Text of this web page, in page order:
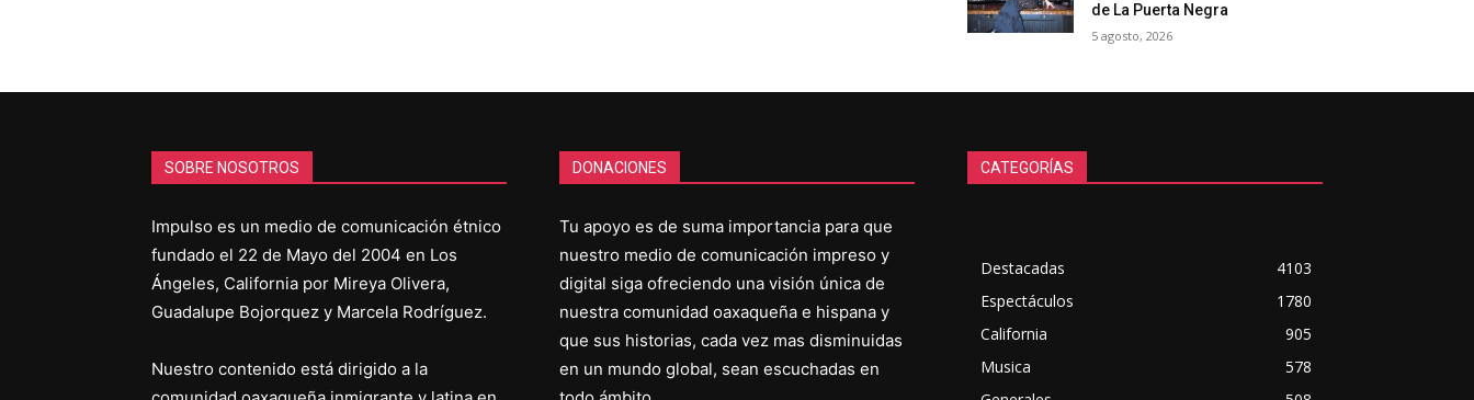
de La Puerta Negra
5 agosto, 2026
SOBRE NOSOTROS
Impulso es un medio de comunicación étnico
fundado el 22 de Mayo del 2004 en Los
Ángeles, California por Mireya Olivera,
Guadalupe Bojorquez y Marcela Rodríguez.
Nuestro contenido está dirigido a la
DONACIONES
Tu apoyo es de suma importancia para que
nuestro medio de comunicación impreso y
digital siga ofreciendo una visión única de
nuestra comunidad oaxaqueña e hispana y
que sus historias, cada vez mas disminuidas
en un mundo global, sean escuchadas en
CATEGORÍAS
Destacadas
4103
Espectáculos
1780
California
905
Musica
578